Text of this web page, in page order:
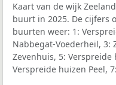
Kaart van de wijk
buurt in 2025. De cijfers
buurten weer: 1:
Nabbegat-Voederheil, 3:
Zevenhuis, 5: Verspreide
Verspreide huizen Peel,